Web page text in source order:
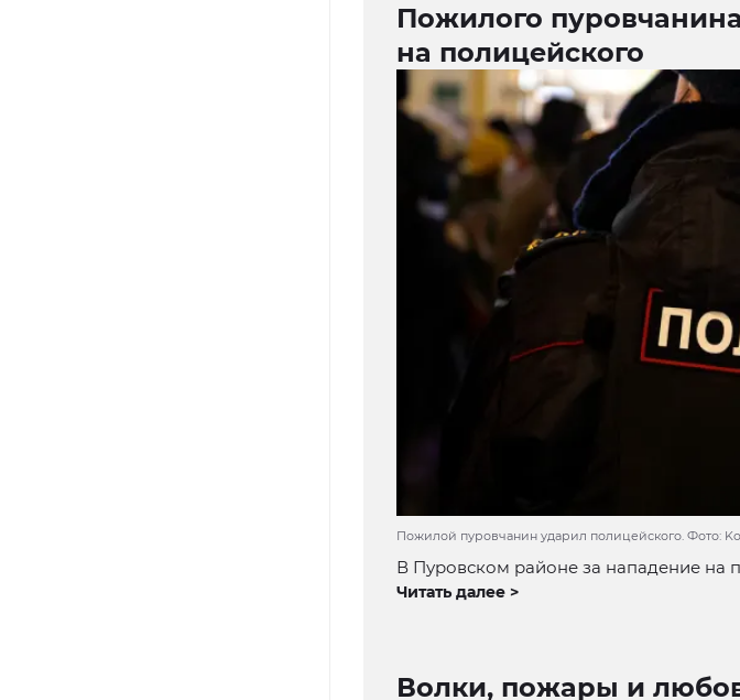
Пожилого
на полицейского
Пожилой пуровчанин ударил полицейского. Фото:
В Пуровском районе за нападение на
Читать далее >
Волки, пожары и